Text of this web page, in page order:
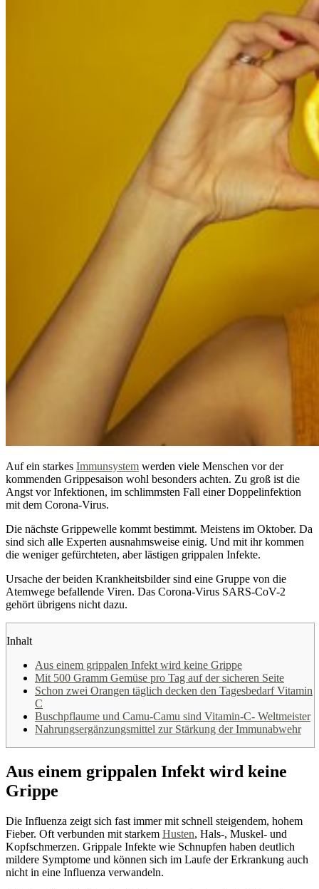
Auf ein starkes Immunsystem werden viele Menschen vor der
kommenden Grippesaison wohl besonders achten. Zu groß ist die
Angst vor Infektionen, im schlimmsten Fall einer Doppelinfektion
mit dem Corona-Virus.
Die nächste Grippewelle kommt bestimmt. Meistens im Oktober. Da
sind sich alle Experten ausnahmsweise einig. Und mit ihr kommen
die weniger gefürchteten, aber lästigen grippalen Infekte.
Ursache der beiden Krankheitsbilder sind eine Gruppe von die
Atemwege befallende Viren. Das Corona-Virus SARS-CoV-2
gehört übrigens nicht dazu.
Inhalt
Aus einem grippalen Infekt wird keine Grippe
Mit 500 Gramm Gemüse pro Tag auf der sicheren Seite
Schon zwei Orangen täglich decken den Tagesbedarf Vitamin
C
Buschpflaume und Camu-Camu sind Vitamin-C- Weltmeister
Nahrungsergänzungsmittel zur Stärkung der Immunabwehr
Aus einem grippalen Infekt wird keine
Grippe
Die Influenza zeigt sich fast immer mit schnell steigendem, hohem
Fieber. Oft verbunden mit starkem Husten, Hals-, Muskel- und
Kopfschmerzen. Grippale Infekte wie Schnupfen haben deutlich
mildere Symptome und können sich im Laufe der Erkrankung auch
nicht in eine Influenza verwandeln.